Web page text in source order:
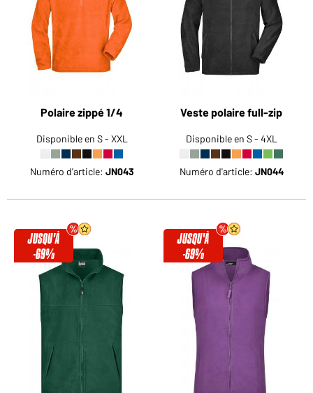
Voudriez-vous acheter des produits pour votre besoin
privé?
Chemin d'accès au shop des clients finaux
Polaire zippé 1/4
Disponible en S - XXL
Numéro d'article: JN043
Veste polaire full-zip
Disponible en S - 4XL
Numéro d'article: JN044
JUSQU'À
-69%
JUSQU'À
-69%